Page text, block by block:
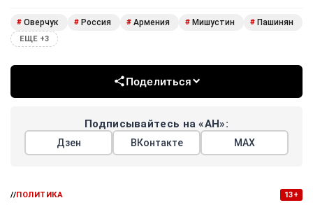
# Оверчук # Россия # Армения # Мишустин # Пашинян
ЕЩЕ +3
Поделиться
Подписывайтесь на «АН»:
Дзен ВКонтакте МАХ
//ПОЛИТИКА 13+